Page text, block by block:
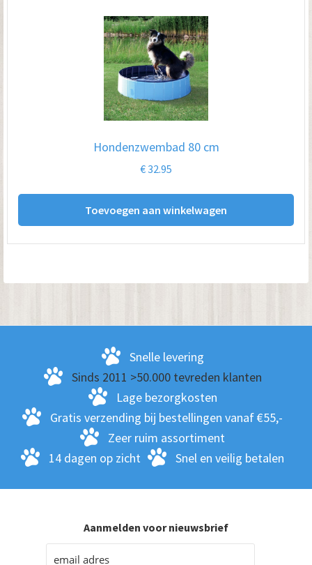
Hondenzwembad 80 cm
€32.95
Toevoegen aan winkelwagen
Snelle levering
Sinds 2011 >50.000 tevreden klanten
Lage bezorgkosten
Gratis verzending bij bestellingen vanaf €55,-
Zeer ruim assortiment
14 dagen op zicht
Snel en veilig betalen
Aanmelden voor nieuwsbrief